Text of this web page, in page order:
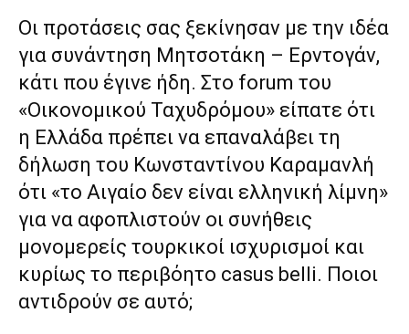
Οι προτάσεις σας ξεκίνησαν με την ιδέα
για συνάντηση Μητσοτάκη – Ερντογάν,
κάτι που έγινε ήδη. Στο forum του
«Οικονομικού Ταχυδρόμου» είπατε ότι
η Ελλάδα πρέπει να επαναλάβει τη
δήλωση του Κωνσταντίνου Καραμανλή
ότι «το Αιγαίο δεν είναι ελληνική λίμνη»
για να αφοπλιστούν οι συνήθεις
μονομερείς τουρκικοί ισχυρισμοί και
κυρίως το περιβόητο casus belli. Ποιοι
αντιδρούν σε αυτό;